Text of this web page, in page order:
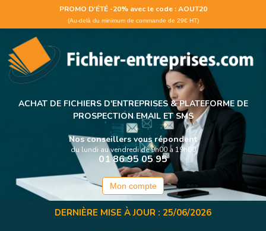
Panneau de gestion des cookies
PROMO D'ÉTÉ -20% avec le code : AOUT20
(Au-delà du minimum de commande de 29€ HT)
ACHAT DE FICHIERS D'ENTREPRISES &PLATEFORME DE
PROSPECTION EMAIL ET SMS
Nos conseillers vous répondent
du lundi au vendredi de 9h00 à 19h00
01 86 95 05 95
Mon compte
DERNIÈRE MISE À JOUR : 25/06/2026